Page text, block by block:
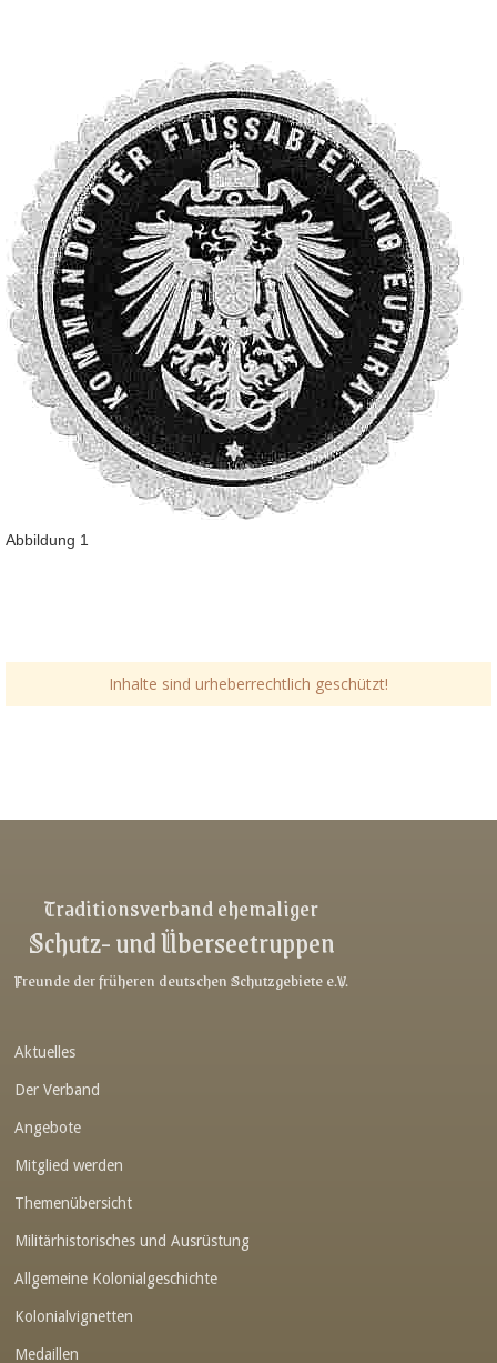
Abbildung 1
Inhalte sind urheberrechtlich geschützt!
Link-v-z
Link-v-z
Link-v-z
Link-v-z
Link-v-z
Link-v-z
Link-v-z
Link-v-z
Traditionsverband ehemaliger
Schutz- und Überseetruppen
Freunde der früheren deutschen Schutzgebiete e.V.
Aktuelles
Der Verband
Angebote
Mitglied werden
Themenübersicht
Militärhistorisches und Ausrüstung
Allgemeine Kolonialgeschichte
Kolonialvignetten
Medaillen